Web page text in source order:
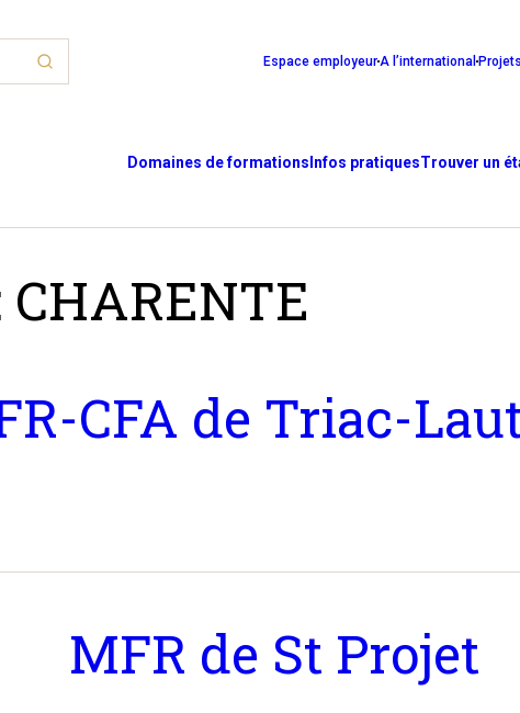
Espace employeurA l’international
Domaines de formationsInfos pratiquesTrouver un
CHARENTE
CFA de Triac-
MFR de St Projet